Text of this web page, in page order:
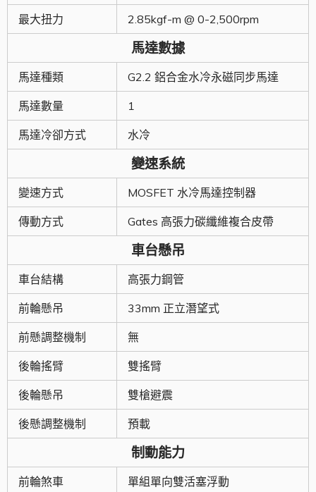
最大扭力 2.85kgf-m @ 0-2,500rpm
馬達數據
馬達種類 G2.2 鋁合金水冷永磁同步馬達
馬達數量 1
馬達冷卻方式 水冷
變速系統
變速方式 MOSFET 水冷馬達控制器
傳動方式 Gates 高張力碳纖維複合皮帶
車台懸吊
車台結構 高張力鋼管
前輪懸吊 33mm 正立潛望式
前懸調整機制 無
後輪搖臂 雙搖臂
後輪懸吊 雙槍避震
後懸調整機制 預載
制動能力
前輪煞車 單組單向雙活塞浮動